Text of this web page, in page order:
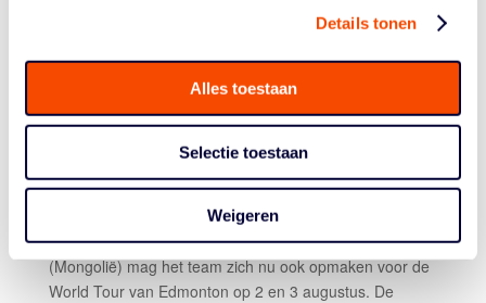
Details tonen
Alles toestaan
Selectie toestaan
Weigeren
WEER NIEUW WORLD
TOUR-TICKET VOOR
AMSTERDAM RABOBANK
Team Amsterdam RABOBANK krijgt het nog drukker. Na
een derde plaats bij de Challenger van Sukhbaatar
(Mongolië) mag het team zich nu ook opmaken voor de
World Tour van Edmonton op 2 en 3 augustus. De